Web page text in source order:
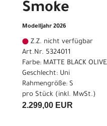
Smoke
Modelljahr 2026
Z.Z. nicht verfügbar
Art.Nr. 5324011
Farbe: MATTE BLACK
Geschlecht: Uni
Rahmengröße: S
pro Stück (inkl. MwSt.)
2.299,00 EUR